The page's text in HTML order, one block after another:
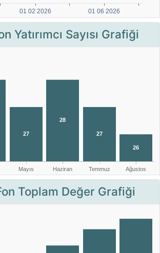
Yatırımcı Sayısı Grafiği
Toplam Değer Grafiği